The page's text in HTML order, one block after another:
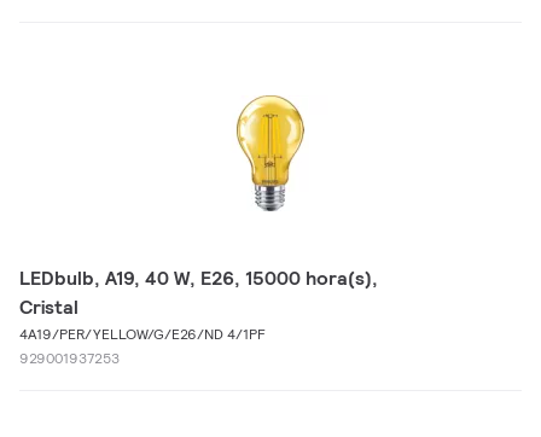
LEDbulb, A19, 40 W, E26, 15000 hora(s),
Cristal
4A19/PER/YELLOW/G/E26/ND 4/1PF
929001937253